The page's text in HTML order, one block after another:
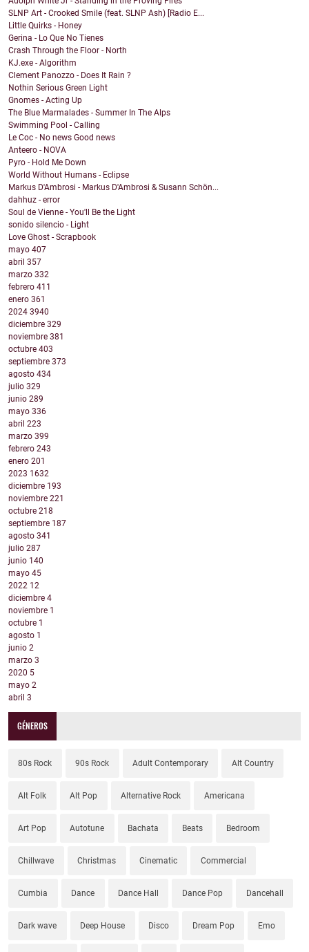
SLNP Art - Crooked Smile (feat. SLNP Ash) [Radio E...
Little Quirks - Honey
Gerina - Lo Que No Tienes
Crash Through the Floor - North
KJ.exe - Algorithm
Clement Panozzo - Does It Rain ?
Nothin Serious Green Light
Gnomes - Acting Up
The Blue Marmalades - Summer In The Alps
Swimming Pool - Calling
Le Coc - No news Good news
Anteero - NOVA
Pyro - Hold Me Down
World Without Humans - Eclipse
Markus D'Ambrosi - Markus D'Ambrosi & Susann Schön...
dahhuz - error
Soul de Vienne - You'll Be the Light
sonido silencio - Light
Love Ghost - Scrapbook
mayo 407
abril 357
marzo 332
febrero 411
enero 361
2024 3940
diciembre 329
noviembre 381
octubre 403
septiembre 373
agosto 434
julio 329
junio 289
mayo 336
abril 223
marzo 399
febrero 243
enero 201
2023 1632
diciembre 193
noviembre 221
octubre 218
septiembre 187
agosto 341
julio 287
junio 140
mayo 45
2022 12
diciembre 4
noviembre 1
octubre 1
agosto 1
junio 2
marzo 3
2020 5
mayo 2
abril 3
GÉNEROS
80s Rock 90s Rock Adult Contemporary Alt Country
Alt Folk Alt Pop Alternative Rock Americana
Art Pop Autotune Bachata Beats Bedroom
Chillwave Christmas Cinematic Commercial
Cumbia Dance Dance Hall Dance Pop Dancehall
Dark wave Deep House Disco Dream Pop Emo